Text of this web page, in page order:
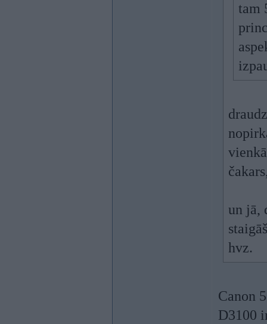
tam
un jā,
hvz.
Canon
D3100